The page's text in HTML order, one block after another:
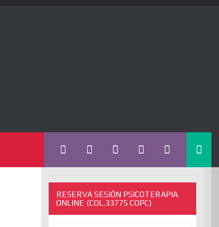
RESERVA SESIÓN PSICOTERAPIA
ONLINE (COL.33775 COPC)